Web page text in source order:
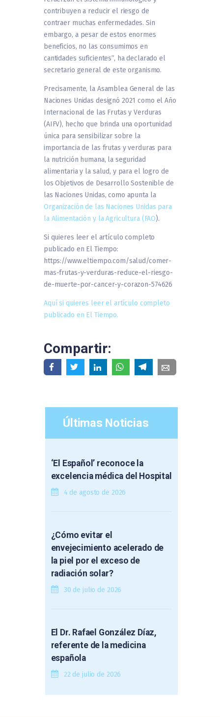
contribuyen a reducir el riesgo de
contraer muchas enfermedades. Sin
embargo, a pesar de estos enormes
beneficios, no las consumimos en
cantidades suficientes”, ha declarado el
secretario general de este organismo.
Precisamente, la Asamblea General de las
Naciones Unidas designó 2021 como el Año
Internacional de las Frutas y Verduras
(AIFV), hecho que brinda una oportunidad
única para sensibilizar sobre la
importancia de las frutas y verduras para
la nutrición humana, la seguridad
alimentaria y la salud, y para el logro de
los Objetivos de Desarrollo Sostenible de
las Naciones Unidas, como apunta la
Organización de las Naciones Unidas para
la Alimentación y la Agricultura (FAO).
Si quieres leer el artículo completo
publicado en El Tiempo:
https://www.eltiempo.com/salud/comer-
mas-frutas-y-verduras-reduce-el-riesgo-
de-muerte-por-cancer-y-corazon-574626
Aquí si quieres leer el artículo completo
publicado en El Tiempo.
Compartir:
Últimas Noticias
‘El Español’ reconoce la
excelencia médica del Hospital
4 de agosto de 2026
¿Cómo evitar el
envejecimiento acelerado de
la piel por el exceso de
radiación solar?
30 de julio de 2026
El Dr. Rafael González Díaz,
referente de la medicina
española
22 de julio de 2026